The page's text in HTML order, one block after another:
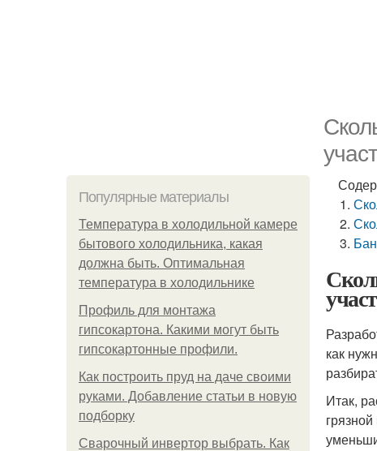
Популярные материалы
Температура в холодильной камере
бытового холодильника, какая
должна быть. Оптимальная
температура в холодильнике
Профиль для монтажа
гипсокартона. Какими могут быть
гипсокартонные профили.
Как построить пруд на даче своими
руками. Добавление статьи в новую
подборку
Сварочный инвертор выбрать. Как
как
Итак,